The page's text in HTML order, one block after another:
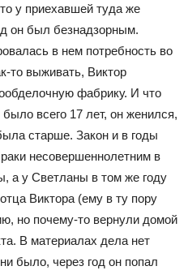
у приехавшей туда же
он был безнадзорным.
в нем потребность во
то выживать, Виктор
фабрику. И что
всего 17 лет, он женился,
старше. Закон и в годы
несовершеннолетним в
а у Светланы в том же году
Виктора (ему в ту пору
но почему-то вернули домой
В материалах дела нет
было, через год он попал